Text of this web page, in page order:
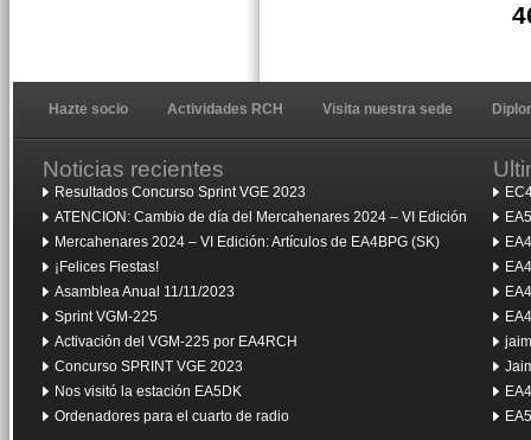
Hazte socio Actividades RCH Visita nuestra sede
Noticias recientes
Resultados Concurso Sprint VGE 2023
ATENCION: Cambio de día del Mercahenares 2024 – VI Edición
Mercahenares 2024 – VI Edición: Artículos de EA4BPG (SK)
¡Felices Fiestas!
Asamblea Anual 11/11/2023
Sprint VGM-225
Activación del VGM-225 por EA4RCH
Concurso SPRINT VGE 2023
Nos visitó la estación EA5DK
Ordenadores para el cuarto de radio